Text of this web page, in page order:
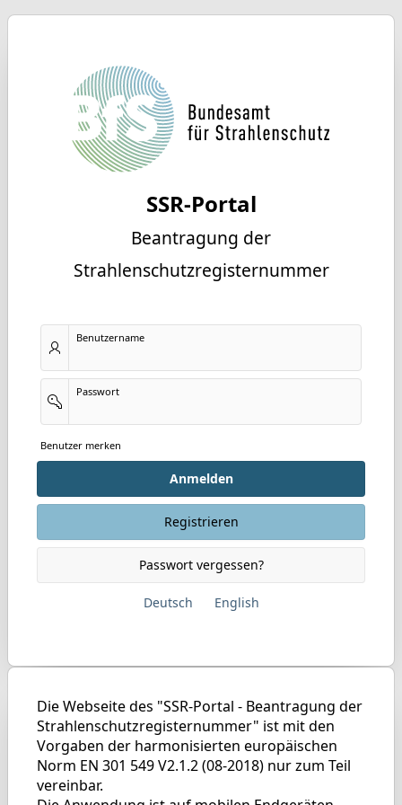
SSR-Portal
Beantragung der
Strahlenschutzregisternummer
Benutzername
Passwort
Benutzer merken
Anmelden
Registrieren
Passwort vergessen?
Deutsch English
Die Webseite des "SSR-Portal - Beantragung der
Strahlenschutzregisternummer" ist mit den
Vorgaben der harmonisierten europäischen
Norm EN 301 549 V2.1.2 (08-2018) nur zum Teil
vereinbar.